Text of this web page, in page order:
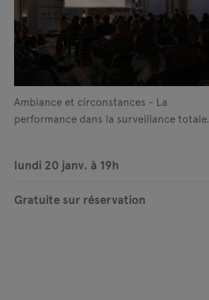
Ambiance et circonstances - La
performance dans la surveillance totale.
lundi 20 janv. à 19h
Gratuite sur réservation